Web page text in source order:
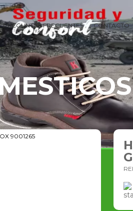
PREGUNTAS FRECUENTES CONTACTO
9001265